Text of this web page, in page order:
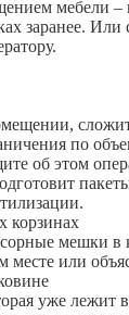
мебели –
заранее.
по
об этом
корзинах
мешки в
месте или
уже лежит